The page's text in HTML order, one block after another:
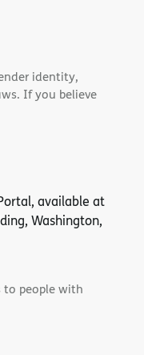
identity,
If you believe
available at
Washington,
to people with